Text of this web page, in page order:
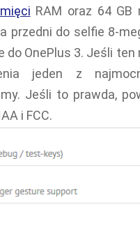
RAM oraz 64 GB
przedni do selfie 8-
OnePlus 3. Jeśli ten
jeden z
Jeśli to prawda,
i FCC.